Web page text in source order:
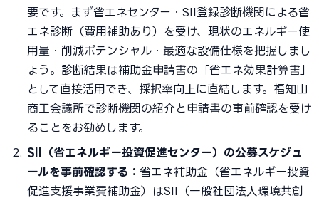
要です。まず省エネセンター・SII登録診断機関による省
エネ診断（費用補助あり）を受け、現状のエネルギー使
用量・削減ポテンシャル・最適な設備仕様を把握しまし
ょう。診断結果は補助金申請書の「省エネ効果計算書」
として直接活用でき、採択率向上に直結します。福知山
商工会議所で診断機関の紹介と申請書の事前確認を受け
ることをお勧めします。
SII（省エネルギー投資促進センター）の公募スケジュ
ールを事前確認する： 省エネ補助金（省エネルギー投資
促進支援事業費補助金）はSII（一般社団法人環境共創